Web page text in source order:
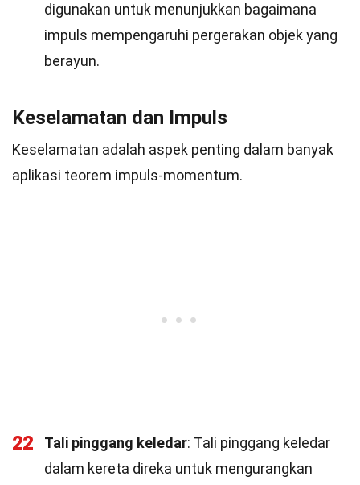
digunakan untuk menunjukkan bagaimana
impuls mempengaruhi pergerakan objek yang
berayun.
Keselamatan dan Impuls
Keselamatan adalah aspek penting dalam banyak
aplikasi teorem impuls-momentum.
22 Tali pinggang keledar: Tali pinggang keledar
dalam kereta direka untuk mengurangkan